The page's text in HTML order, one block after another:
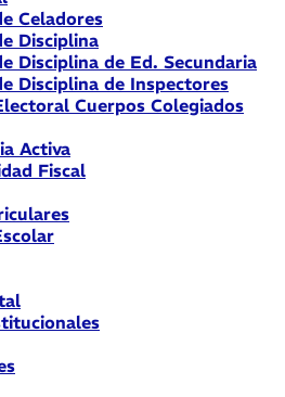
Celadores
Disciplina
Disciplina de Ed. Secundaria
Disciplina de Inspectores
Cuerpos Colegiados
Activa
Fiscal